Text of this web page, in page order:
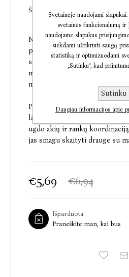
ŠI PREKĖ DAR NETURI
Neapsakomai mieli ir
puslapyje pasitiks ir
skaitytojus. O kad
mažyliai ras ir smagių
medžiagėlių, lavinančių pojūčius.
Paliesk ir pajusk knygutės:
lavina pojūčius
ugdo akių ir rankų koordinaciją
jas smagu skaityti drauge su
€5,69 €6,94
Išparduota
Praneškite man, kai bus
Svetainėje naudojami
svetainės funkcionalumą ir
naudojame slapukus
siekdami užtikrinti saugų
statistiką ir optimizuodami
„Sutinku“, kad
Sutinku
Daugiau informacijos apie